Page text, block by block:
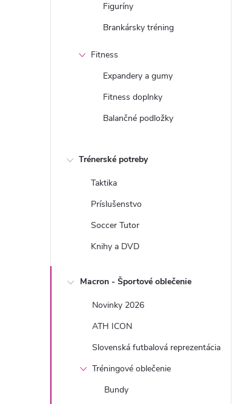
Figuríny
Brankársky tréning
Fitness
Expandery a gumy
Fitness doplnky
Balančné podložky
Trénerské potreby
Taktika
Príslušenstvo
Soccer Tutor
Knihy a DVD
Macron - Športové oblečenie
Novinky 2026
ATH ICON
Slovenská futbalová reprezentácia
Tréningové oblečenie
Bundy